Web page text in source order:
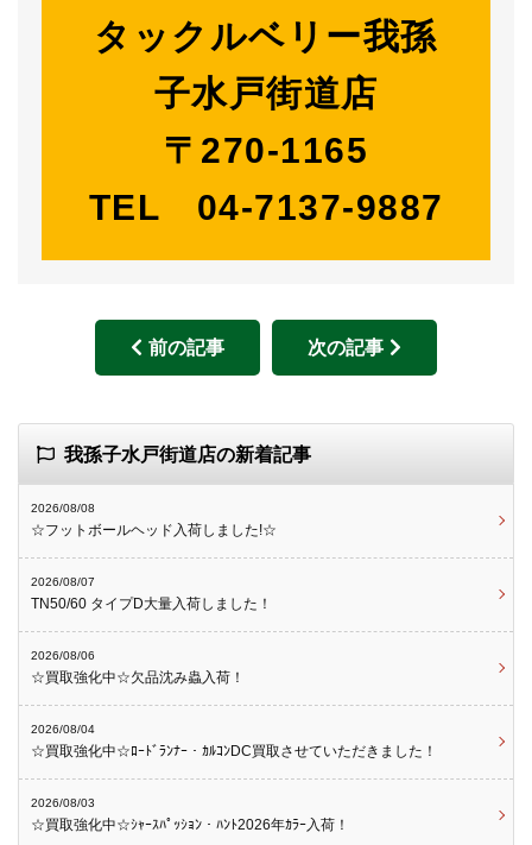
タックルベリー我孫
子水戸街道店
〒270-1165
TEL 04-7137-9887
前の記事 次の記事
我孫子水戸街道店の新着記事
2026/08/08
☆フットボールヘッド入荷しました!☆
2026/08/07
TN50/60 タイプD大量入荷しました！
2026/08/06
☆買取強化中☆欠品沈み蟲入荷！
2026/08/04
☆買取強化中☆ﾛｰﾄﾞﾗﾝﾅｰ・ｶﾙｺﾝDC買取させていただきました！
2026/08/03
☆買取強化中☆ｼｬｰｽﾊﾟｯｼｮﾝ・ﾊﾝﾄ2026年ｶﾗｰ入荷！